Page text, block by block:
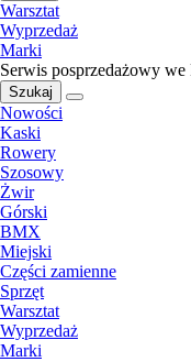
Warsztat
Wyprzedaż
Marki
Serwis posprzedażowy we
Szukaj
Nowości
Kaski
Rowery
Szosowy
Żwir
Górski
BMX
Miejski
Części zamienne
Sprzęt
Warsztat
Wyprzedaż
Marki